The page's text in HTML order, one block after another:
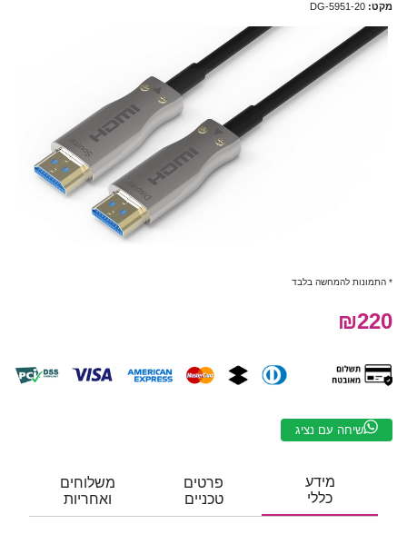
מקט: DG-5951-20
* התמונות להמחשה בלבד
₪220
שיחה עם נציג
מידע
כללי
פרטים
טכניים
משלוחים
ואחריות